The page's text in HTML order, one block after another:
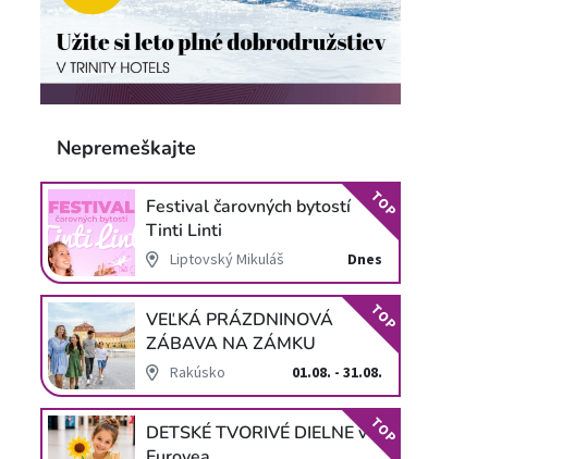
Nepremeškajte
Festival čarovných bytostí
Tinti Linti
Liptovský Mikuláš Dnes
TOP
VEĽKÁ PRÁZDNINOVÁ
ZÁBAVA NA ZÁMKU
SCHLOSS HOF
Rakúsko 01.08. - 31.08.
TOP
DETSKÉ TVORIVÉ DIELNE vTOP